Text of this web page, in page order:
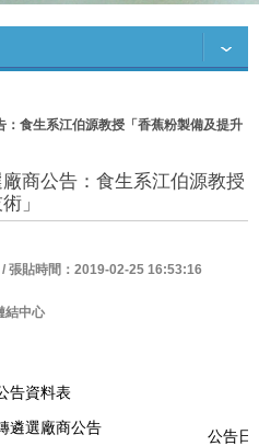
食生系江伯源教授「香蕉粉製備及提升
商公告：食生系江伯源教授
」
張貼時間：2019-02-25 16:53:16
結中心
告資料表
遴選廠商公告
公告日